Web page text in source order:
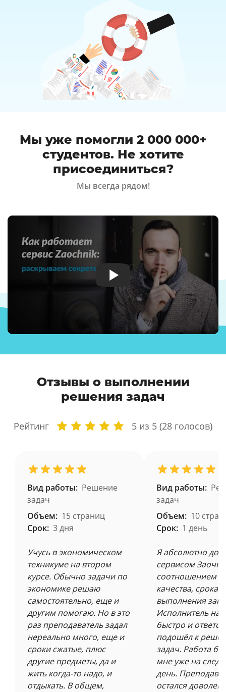
Мы уже помогли 2 000 000+
студентов. Не хотите
присоединиться?
Мы всегда рядом!
Отзывы о выполнении
решения задач
Рейтинг 5 из 5 (28 голосов)
Вид работы: Решение
задач
Объем: 15 страниц
Срок: 3 дня
Учусь в экономическом
техникуме на втором
курсе. Обычно задачи по
экономике решаю
самостоятельно, еще и
другим помогаю. Но в это
раз преподаватель задал
нереально много, еще и
сроки сжатые, плюс
другие предметы, да и
жить когда-то надо, и
отдыхать. В общем,
Вид работы:
задач
Объем: 10
Срок: 1 день
Я абсолютно
сервисом
соотношением
качества,
выполнения
Исполнитель
быстро и
подошёл к
задач. Работа
мне уже на
день.
остался доволен